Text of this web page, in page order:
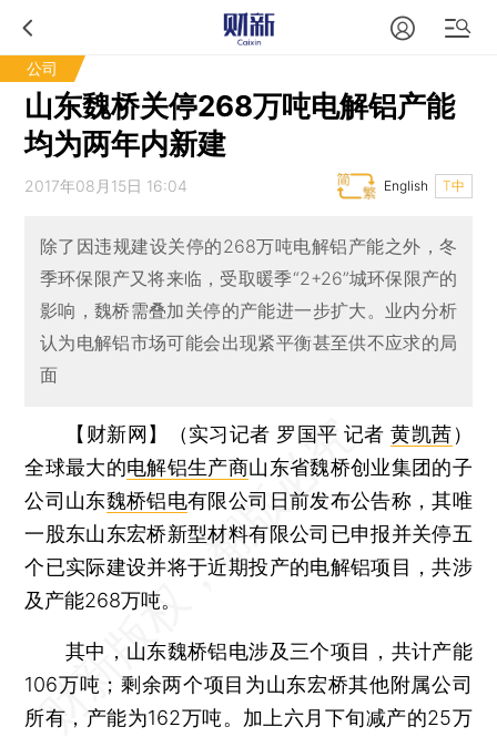
公司
山东魏桥关停268万吨电解铝产能
均为两年内新建
2017年08月15日 16:04 T中
English
除了因违规建设关停的268万吨电解铝产能之外，冬
季环保限产又将来临，受取暖季“2+26”城环保限产的
影响，魏桥需叠加关停的产能进一步扩大。业内分析
认为电解铝市场可能会出现紧平衡甚至供不应求的局
面
【财新网】（实习记者 罗国平 记者黄凯茜）
全球最大的电解铝生产商山东省魏桥创业集团的子
公司山东魏桥铝电有限公司日前发布公告称，其唯
一股东山东宏桥新型材料有限公司已申报并关停五
个已实际建设并将于近期投产的电解铝项目，共涉
及产能268万吨。
其中，山东魏桥铝电涉及三个项目，共计产能
106万吨；剩余两个项目为山东宏桥其他附属公司
所有，产能为162万吨。加上六月下旬减产的25万